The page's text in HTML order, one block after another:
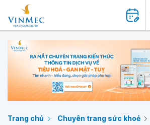
Trang chủ Chuyên trang sức khoẻ